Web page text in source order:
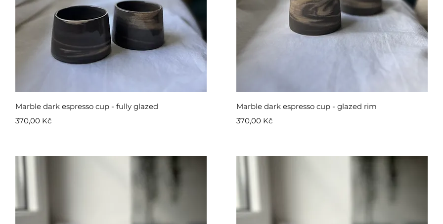
Rychlý náhled
Marble dark espresso cup - fully glazed
Cena
370,00 Kč
Rychlý náhled
Marble dark espresso cup - glazed rim
Cena
370,00 Kč